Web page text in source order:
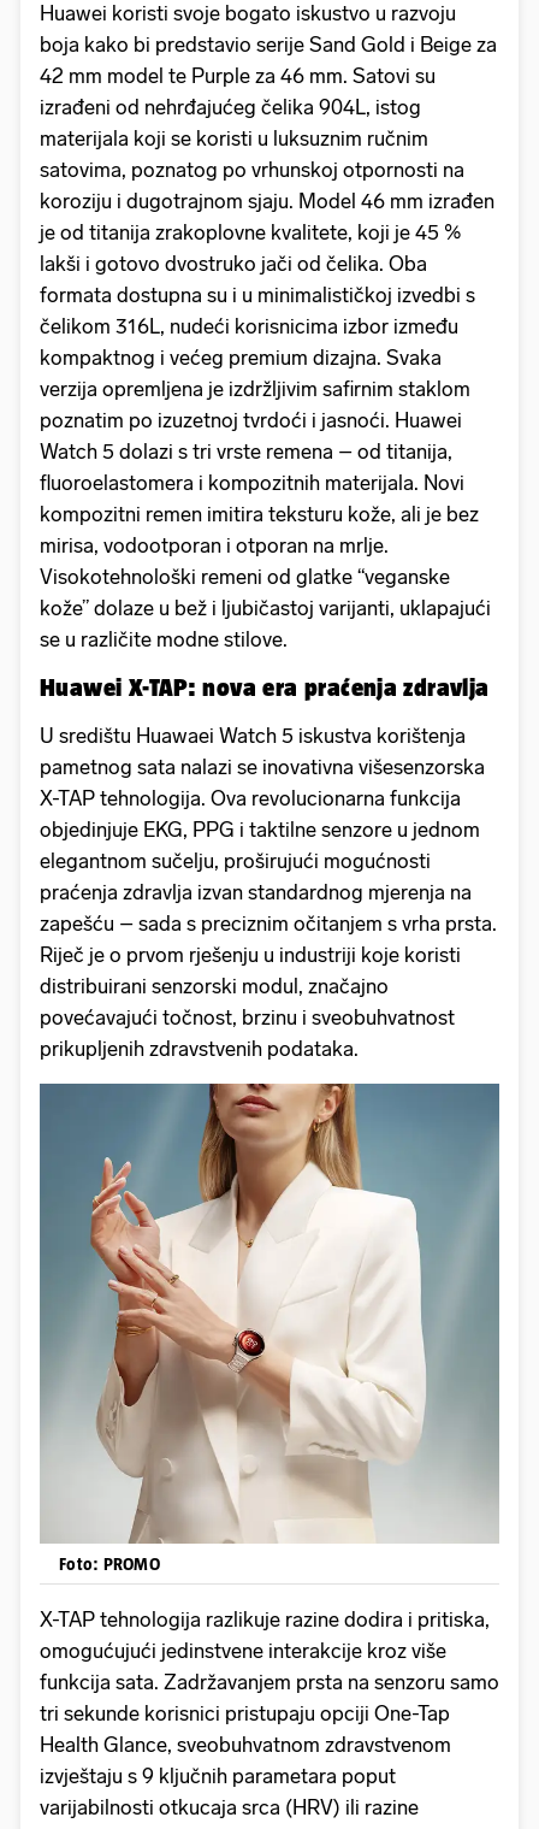
Huawei koristi svoje bogato iskustvo u razvoju
boja kako bi predstavio serije Sand Gold i Beige za
42 mm model te Purple za 46 mm. Satovi su
izrađeni od nehrđajućeg čelika 904L, istog
materijala koji se koristi u luksuznim ručnim
satovima, poznatog po vrhunskoj otpornosti na
koroziju i dugotrajnom sjaju. Model 46 mm izrađen
je od titanija zrakoplovne kvalitete, koji je 45 %
lakši i gotovo dvostruko jači od čelika. Oba
formata dostupna su i u minimalističkoj izvedbi s
čelikom 316L, nudeći korisnicima izbor između
kompaktnog i većeg premium dizajna. Svaka
verzija opremljena je izdržljivim safirnim staklom
poznatim po izuzetnoj tvrdoći i jasnoći. Huawei
Watch 5 dolazi s tri vrste remena – od titanija,
fluoroelastomera i kompozitnih materijala. Novi
kompozitni remen imitira teksturu kože, ali je bez
mirisa, vodootporan i otporan na mrlje.
Visokotehnološki remeni od glatke “veganske
kože” dolaze u bež i ljubičastoj varijanti, uklapajući
se u različite modne stilove.
Huawei X-TAP: nova era praćenja zdravlja
U središtu Huawaei Watch 5 iskustva korištenja
pametnog sata nalazi se inovativna višesenzorska
X-TAP tehnologija. Ova revolucionarna funkcija
objedinjuje EKG, PPG i taktilne senzore u jednom
elegantnom sučelju, proširujući mogućnosti
praćenja zdravlja izvan standardnog mjerenja na
zapešću – sada s preciznim očitanjem s vrha prsta.
Riječ je o prvom rješenju u industriji koje koristi
distribuirani senzorski modul, značajno
povećavajući točnost, brzinu i sveobuhvatnost
prikupljenih zdravstvenih podataka.
Foto: PROMO
X-TAP tehnologija razlikuje razine dodira i pritiska,
omogućujući jedinstvene interakcije kroz više
funkcija sata. Zadržavanjem prsta na senzoru samo
tri sekunde korisnici pristupaju opciji One-Tap
Health Glance, sveobuhvatnom zdravstvenom
izvještaju s 9 ključnih parametara poput
varijabilnosti otkucaja srca (HRV) ili razine